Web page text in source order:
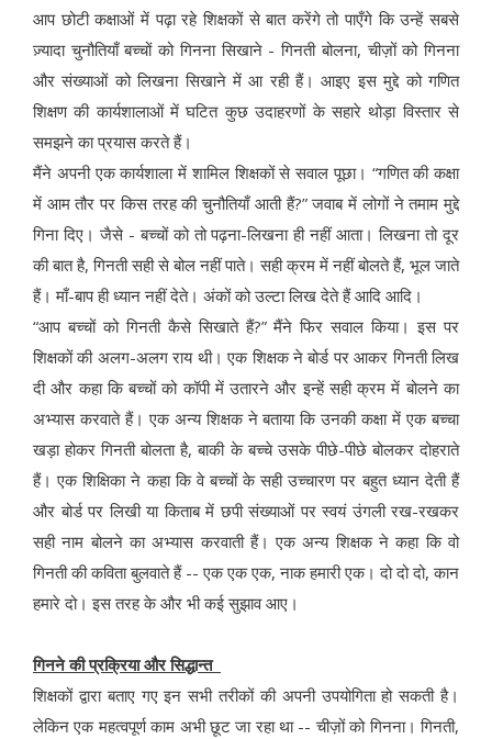
आप छोटी कक्षाओं में पढ़ा रहे शिक्षकों से बात करेंगे तो पाएँगे कि उन्हें सबसे
ज़्यादा चुनौतियाँ बच्चों को गिनना सिखाने - गिनती बोलना, चीज़ों को गिनना
और संख्याओं को लिखना सिखाने में आ रही हैं। आइए इस मुद्दे को गणित
शिक्षण की कार्यशालाओं में घटित कुछ उदाहरणों के सहारे थोड़ा विस्तार से
समझने का प्रयास करते हैं।
मैंने अपनी एक कार्यशाला में शामिल शिक्षकों से सवाल पूछा। “गणित की कक्षा
में आम तौर पर किस तरह की चुनौतियाँ आती हैं?” जवाब में लोगों ने तमाम मुद्दे
गिना दिए। जैसे - बच्चों को तो पढ़ना-लिखना ही नहीं आता। लिखना तो दूर
की बात है, गिनती सही से बोल नहीं पाते। सही क्रम में नहीं बोलते हैं, भूल जाते
हैं। माँ-बाप ही ध्यान नहीं देते। अंकों को उल्टा लिख देते हैं आदि आदि।
“आप बच्चों को गिनती कैसे सिखाते हैं?” मैंने फिर सवाल किया। इस पर
शिक्षकों की अलग-अलग राय थी। एक शिक्षक ने बोर्ड पर आकर गिनती लिख
दी और कहा कि बच्चों को कॉपी में उतारने और इन्हें सही क्रम में बोलने का
अभ्यास करवाते हैं। एक अन्य शिक्षक ने बताया कि उनकी कक्षा में एक बच्चा
खड़ा होकर गिनती बोलता है, बाकी के बच्चे उसके पीछे-पीछे बोलकर दोहराते
हैं। एक शिक्षिका ने कहा कि वे बच्चों के सही उच्चारण पर बहुत ध्यान देती हैं
और बोर्ड पर लिखी या किताब में छपी संख्याओं पर स्वयं उंगली रख-रखकर
सही नाम बोलने का अभ्यास करवाती हैं। एक अन्य शिक्षक ने कहा कि वो
गिनती की कविता बुलवाते हैं -- एक एक एक, नाक हमारी एक। दो दो दो, कान
हमारे दो। इस तरह के और भी कई सुझाव आए।
गिनने की प्रक्रिया और सिद्धान्त
शिक्षकों द्वारा बताए गए इन सभी तरीकों की अपनी उपयोगिता हो सकती है।
लेकिन एक महत्वपूर्ण काम अभी छूट जा रहा था -- चीज़ों को गिनना। गिनती,